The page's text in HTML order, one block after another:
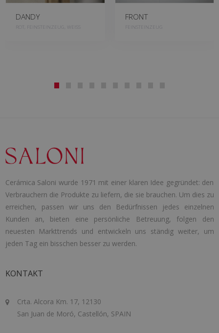
DANDY
ROT, FEINSTEINZEUG, WEISS
FRONT
FEINSTEINZEUG
Cerámica Saloni wurde 1971 mit einer klaren Idee gegründet: den
Verbrauchern die Produkte zu liefern, die sie brauchen. Um dies zu
erreichen, passen wir uns den Bedürfnissen jedes einzelnen
Kunden an, bieten eine persönliche Betreuung, folgen den
neuesten Markttrends und entwickeln uns ständig weiter, um
jeden Tag ein bisschen besser zu werden.
KONTAKT
Crta. Alcora Km. 17, 12130
San Juan de Moró, Castellón, SPAIN